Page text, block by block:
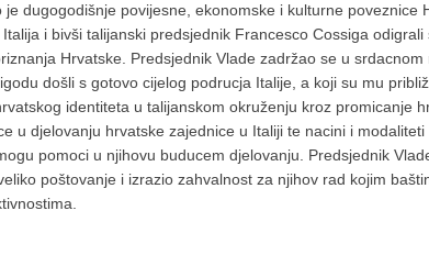
dugogodišnje povijesne, ekonomske i kulturne poveznice
i bivši talijanski predsjednik Francesco Cossiga odigrali
Hrvatske. Predsjednik Vlade zadržao se u srdacnom
došli s gotovo cijelog podrucja Italije, a koji su mu
identiteta u talijanskom okruženju kroz promicanje
u djelovanju hrvatske zajednice u Italiji te nacini i modaliteti
pomoci u njihovu buducem djelovanju. Predsjednik
poštovanje i izrazio zahvalnost za njihov rad kojim